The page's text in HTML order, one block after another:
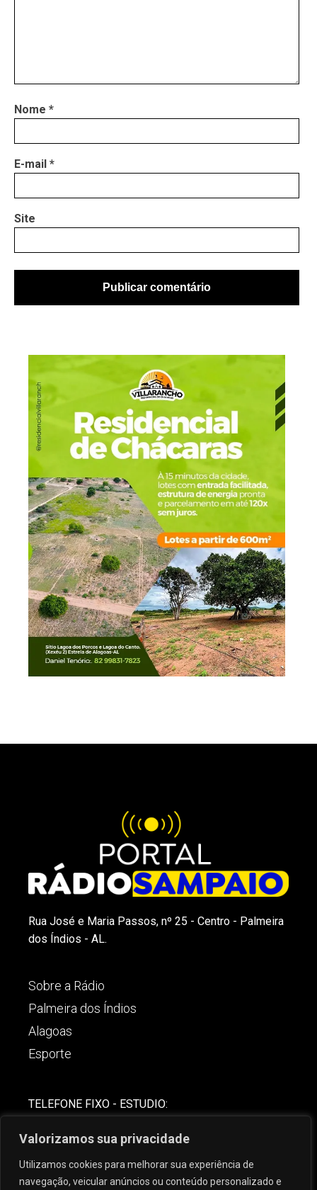
Valorizamos sua privacidade
Utilizamos cookies para melhorar sua experiência de
navegação, veicular anúncios ou conteúdo personalizado e
Nome *
E-mail *
Site
Rua José e Maria Passos, nº 25 - Centro - Palmeira
dos Índios - AL.
Sobre a Rádio
Palmeira dos Índios
Alagoas
Esporte
TELEFONE FIXO - ESTUDIO:
(82) 99621-8806